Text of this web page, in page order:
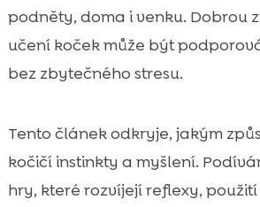

Interaktivní hračky a
ty správné

Trénink s pamlsky a
napodobit přirozený lov
Domácí prostředí, které
inteligenci: škrabadla,
podněty, doma i venku. Dobrou
učení koček může být
bez zbytečného stresu.
Tento článek odkryje, jakým
kočičí instinkty a myšlení.
hry, které rozvíjejí reflexy,